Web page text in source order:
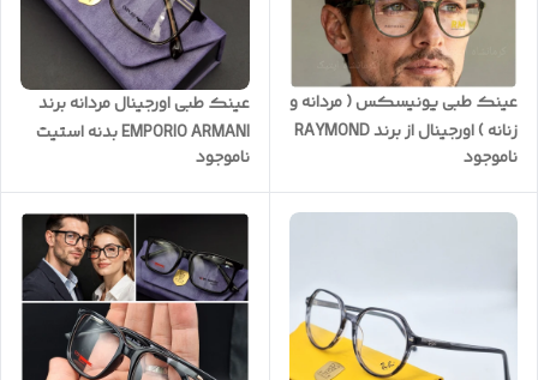
عینک طبی یونیسکس ( مردانه و
زنانه ) اورجینال از برند RAYMOND
با بدنه نشکن و رنگ سبز به
همراه پکیج کامل ( با امکان
سفارش ساخت عدسی با نمره
ناموجود
عینک طبی اورجینال مردانه برند
EMPORIO ARMANI بدنه استیت
(ضمانت یکساله) کد : E3200
ناموجود